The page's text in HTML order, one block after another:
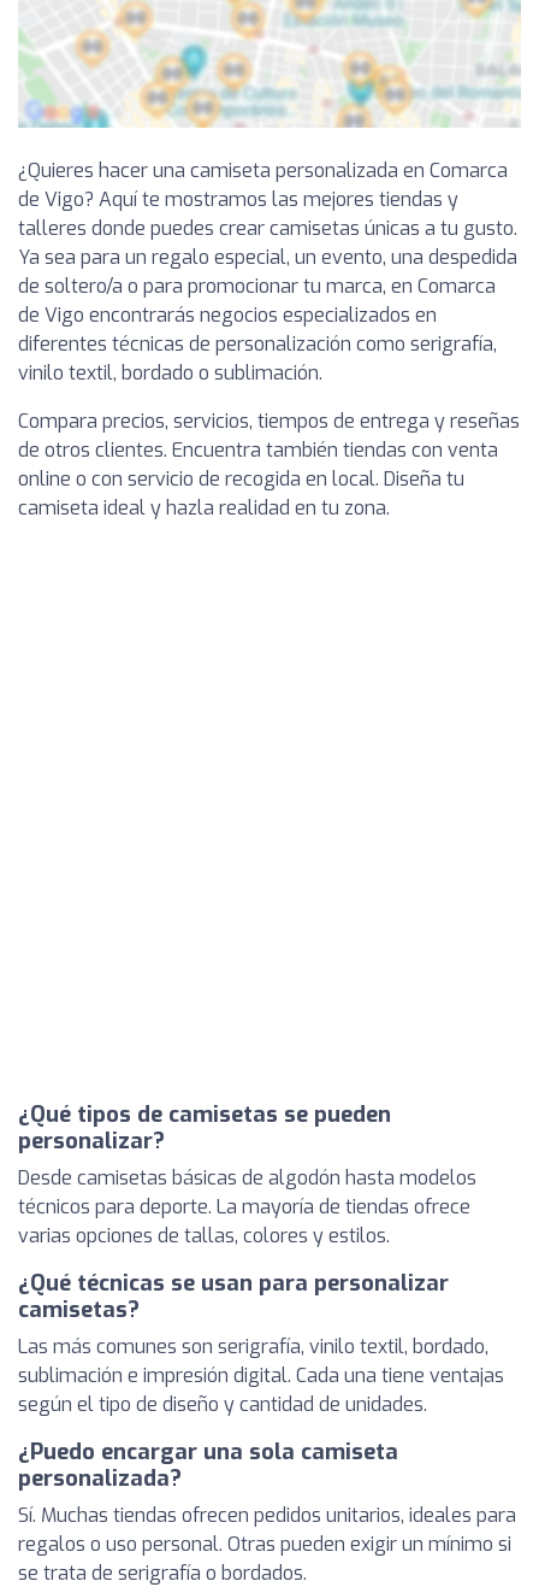
¿Quieres hacer una camiseta personalizada en Comarca
de Vigo? Aquí te mostramos las mejores tiendas y
talleres donde puedes crear camisetas únicas a tu gusto.
Ya sea para un regalo especial, un evento, una despedida
de soltero/a o para promocionar tu marca, en Comarca
de Vigo encontrarás negocios especializados en
diferentes técnicas de personalización como serigrafía,
vinilo textil, bordado o sublimación.
Compara precios, servicios, tiempos de entrega y reseñas
de otros clientes. Encuentra también tiendas con venta
online o con servicio de recogida en local. Diseña tu
camiseta ideal y hazla realidad en tu zona.
¿Qué tipos de camisetas se pueden
personalizar?
Desde camisetas básicas de algodón hasta modelos
técnicos para deporte. La mayoría de tiendas ofrece
varias opciones de tallas, colores y estilos.
¿Qué técnicas se usan para personalizar
camisetas?
Las más comunes son serigrafía, vinilo textil, bordado,
sublimación e impresión digital. Cada una tiene ventajas
según el tipo de diseño y cantidad de unidades.
¿Puedo encargar una sola camiseta
personalizada?
Sí. Muchas tiendas ofrecen pedidos unitarios, ideales para
regalos o uso personal. Otras pueden exigir un mínimo si
se trata de serigrafía o bordados.